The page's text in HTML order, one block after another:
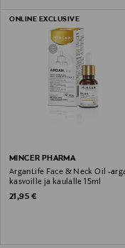
ONLINE EXCLUSIVE
MINCER PHARMA
ArganLife Face & Neck Oil -
kasvoille ja kaulalle 15ml
Original Price
21,95 €